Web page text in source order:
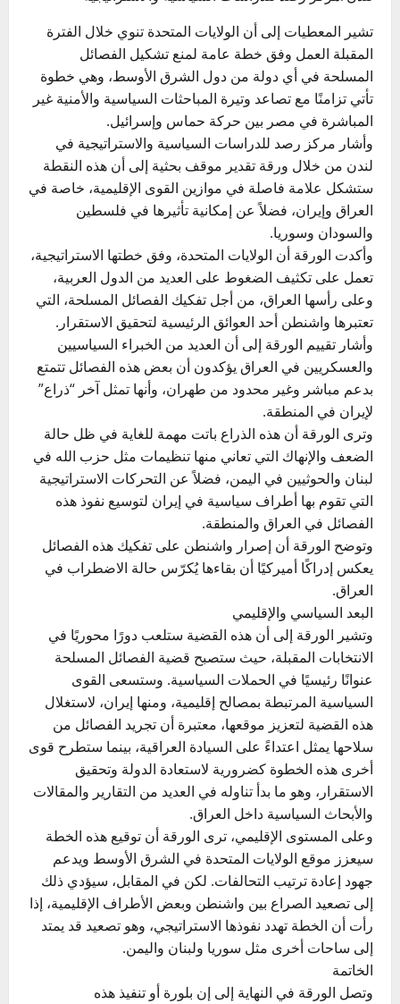
تشير المعطيات إلى أن الولايات المتحدة تنوي خلال الفترة
المقبلة العمل وفق خطة عامة لمنع تشكيل الفصائل
المسلحة في أي دولة من دول الشرق الأوسط، وهي خطوة
تأتي تزامنًا مع تصاعد وتيرة المباحثات السياسية والأمنية غير
المباشرة في مصر بين حركة حماس وإسرائيل.
وأشار مركز رصد للدراسات السياسية والاستراتيجية في
لندن من خلال ورقة تقدير موقف بحثية إلى أن هذه النقطة
ستشكل علامة فاصلة في موازين القوى الإقليمية، خاصة في
العراق وإيران، فضلاً عن إمكانية تأثيرها في فلسطين
والسودان وسوريا.
وأكدت الورقة أن الولايات المتحدة، وفق خطتها الاستراتيجية،
تعمل على تكثيف الضغوط على العديد من الدول العربية،
وعلى رأسها العراق، من أجل تفكيك الفصائل المسلحة، التي
تعتبرها واشنطن أحد العوائق الرئيسية لتحقيق الاستقرار.
وأشار تقييم الورقة إلى أن العديد من الخبراء السياسيين
والعسكريين في العراق يؤكدون أن بعض هذه الفصائل تتمتع
بدعم مباشر وغير محدود من طهران، وأنها تمثل آخر “ذراع”
لإيران في المنطقة.
وترى الورقة أن هذه الذراع باتت مهمة للغاية في ظل حالة
الضعف والإنهاك التي تعاني منها تنظيمات مثل حزب الله في
لبنان والحوثيين في اليمن، فضلاً عن التحركات الاستراتيجية
التي تقوم بها أطراف سياسية في إيران لتوسيع نفوذ هذه
الفصائل في العراق والمنطقة.
وتوضح الورقة أن إصرار واشنطن على تفكيك هذه الفصائل
يعكس إدراكًا أميركيًا أن بقاءها يُكرّس حالة الاضطراب في
العراق.
البعد السياسي والإقليمي
وتشير الورقة إلى أن هذه القضية ستلعب دورًا محوريًا في
الانتخابات المقبلة، حيث ستصبح قضية الفصائل المسلحة
عنوانًا رئيسيًا في الحملات السياسية. وستسعى القوى
السياسية المرتبطة بمصالح إقليمية، ومنها إيران، لاستغلال
هذه القضية لتعزيز موقعها، معتبرة أن تجريد الفصائل من
سلاحها يمثل اعتداءً على السيادة العراقية، بينما ستطرح قوى
أخرى هذه الخطوة كضرورية لاستعادة الدولة وتحقيق
الاستقرار، وهو ما بدأ تناوله في العديد من التقارير والمقالات
والأبحاث السياسية داخل العراق.
وعلى المستوى الإقليمي، ترى الورقة أن توقيع هذه الخطة
سيعزز موقع الولايات المتحدة في الشرق الأوسط ويدعم
جهود إعادة ترتيب التحالفات. لكن في المقابل، سيؤدي ذلك
إلى تصعيد الصراع بين واشنطن وبعض الأطراف الإقليمية، إذا
رأت أن الخطة تهدد نفوذها الاستراتيجي، وهو تصعيد قد يمتد
إلى ساحات أخرى مثل سوريا ولبنان واليمن.
الخاتمة
وتصل الورقة في النهاية إلى إن بلورة أو تنفيذ هذه